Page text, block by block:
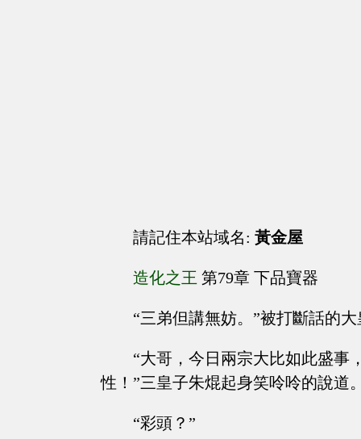
請記住本站域名: 黃金屋
造化之王 第79章 下品寶器
“三弟但講無妨。”被打斷話的
“大哥，今日兩宗大比如此盛事
性！”三皇子朱焜起身笑呤呤的說道
“彩頭？”